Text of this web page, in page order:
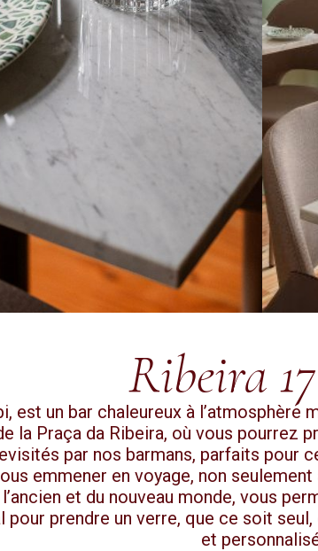
Ribeira
est un bar chaleureux à
la Praça da Ribeira, où vous pourrez
par nos barmans, parfaits pour
emmener en voyage, non
et du nouveau monde, vous
pour prendre un verre, que ce soit
et